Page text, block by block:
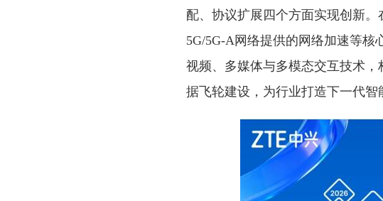
配、协议扩展四个方面实现创新
5G/5G-A网络提供的网络加速等核
视频、多媒体与多模态交互技术
据飞轮建设，为行业打造下一代智